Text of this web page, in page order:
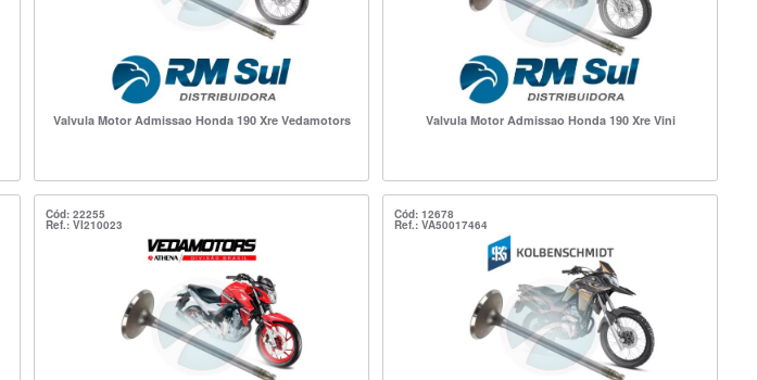
Valvula Motor Admissao Honda 190 Xre Vedamotors Valvula Motor Admissao Honda 190 Xre Vini
Cód: 22255
Ref.: VI210023
Cód: 12678
Ref.: VA50017464